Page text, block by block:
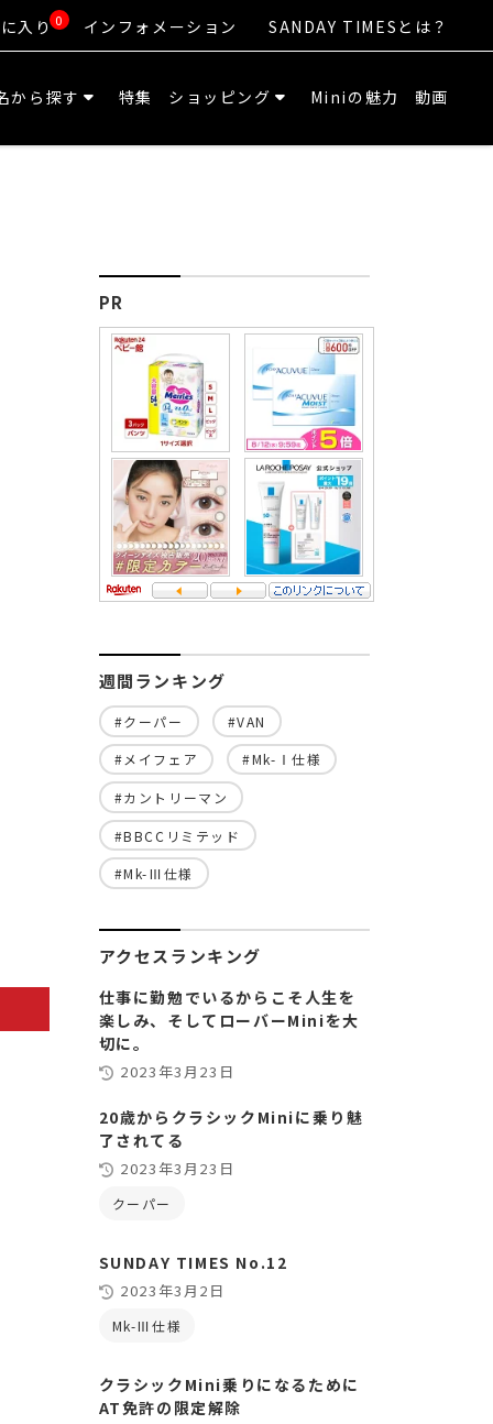
入り 0 インフォメーション SANDAY TIMESとは？
から探す 特集 ショッピング Miniの魅力 動画
PR
週間ランキング
#クーパー #VAN
#メイフェア #Mk-Ⅰ仕様
#カントリーマン
#BBCCリミテッド
#Mk-Ⅲ仕様
アクセスランキング
仕事に勤勉でいるからこそ人生を
楽しみ、そしてローバーMiniを大
切に。
2023年3月23日
20歳からクラシックMiniに乗り魅
了されてる
2023年3月23日
クーパー
SUNDAY TIMES No.12
2023年3月2日
Mk-Ⅲ仕様
クラシックMini乗りになるために
AT免許の限定解除